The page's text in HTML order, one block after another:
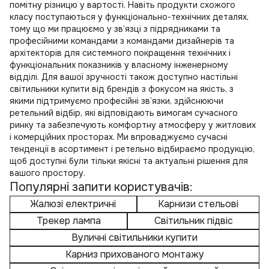
помітну різницю у вартості. Навіть продукти схожого
класу поступаються у функціонально-технічних деталях,
тому що ми працюємо у зв’язці з підрядниками та
професійними командами з командами дизайнерів та
архітекторів для системного покращення технічних і
функціональних показників у власному інженерному
відділі. Для вашої зручності також доступно настільні
світильники купити від брендів з фокусом на якість, з
якими підтримуємо професійні зв’язки, здійснюючи
ретельний відбір, які відповідають вимогам сучасного
ринку та забезпечують комфортну атмосферу у житлових
і комерційних просторах. Ми впроваджуємо сучасні
тенденції в асортимент і ретельно відбираємо продукцію,
щоб доступні були тільки якісні та актуальні рішення для
вашого простору.
Популярні запити користувачів:
Жалюзі електричні
Карнизи стельові
Трекер лампа
Світильник підвіс
Вуличні світильники купити
Карниз прихованого монтажу